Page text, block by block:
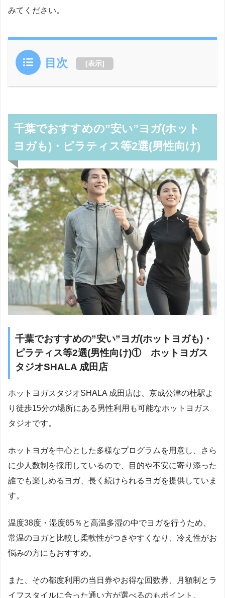
みてください。
目次 [表示]
千葉でおすすめの”安い”ヨガ(ホット
ヨガも)・ピラティス等2選(男性向け)
千葉でおすすめの”安い”ヨガ(ホットヨガも)・
ピラティス等2選(男性向け)① ホットヨガス
タジオSHALA 成田店
ホットヨガスタジオSHALA 成田店は、京成公津の杜駅よ
り徒歩15分の場所にある男性利用も可能なホットヨガス
タジオです。
ホットヨガを中心とした多様なプログラムを用意し、さら
に少人数制を採用しているので、目的や不安に寄り添った
誰でも楽しめるヨガ、長く続けられるヨガを提供していま
す。
温度38度・湿度65％と高温多湿の中でヨガを行うため、
常温のヨガと比較し柔軟性がつきやすくなり、冷え性がお
悩みの方にもおすすめ。
また、その都度利用の当日券やお得な回数券、月額制とラ
イフスタイルに合った通い方が選べるのもポイント。